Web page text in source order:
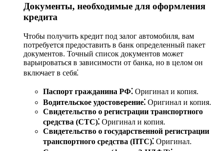
Документы, необходимые для оформления
кредита
Чтобы получить кредит под залог автомобиля, вам
потребуется предоставить в банк определенный пакет
документов. Точный список документов может
варьироваться в зависимости от банка, но в целом он
включает в себя⁚
Паспорт гражданина РФ⁚ Оригинал и копия.
Водительское удостоверение⁚ Оригинал и копия.
Свидетельство о регистрации транспортного
средства (СТС)⁚ Оригинал и копия.
Свидетельство о государственной регистрации
транспортного средства (ПТС)⁚ Оригинал.